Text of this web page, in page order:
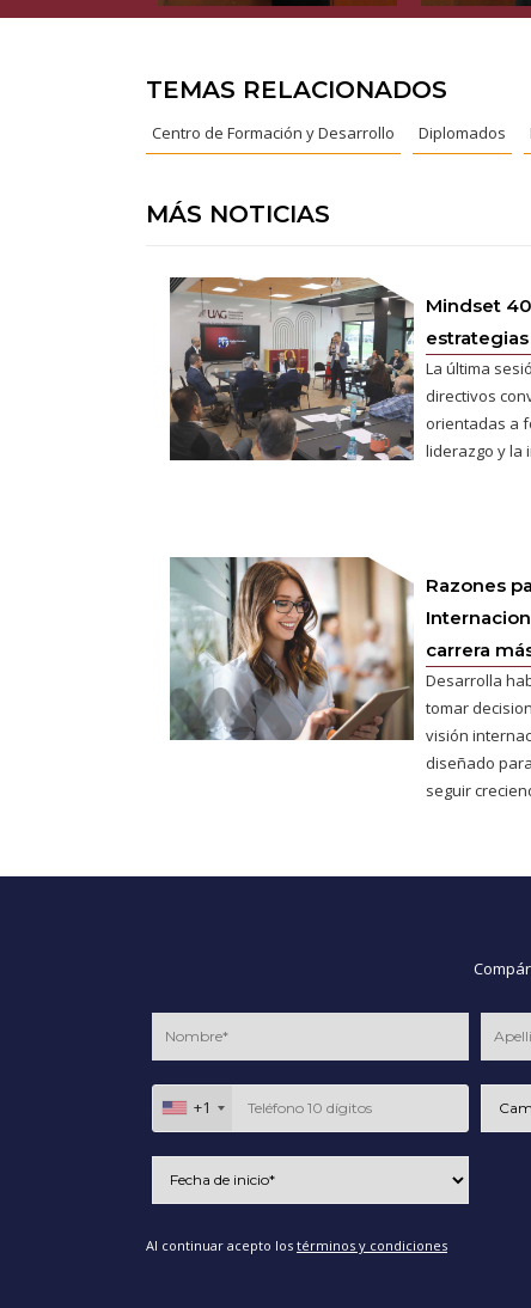
TEMAS RELACIONADOS
Centro de Formación y Desarrollo Diplomados
MÁS NOTICIAS
Mindset
La última
directivos
orientadas a
liderazgo y la
Razones
carrera
Desarrolla
tomar
visión
diseñado
seguir
+1
Al continuar acepto los términos y condiciones